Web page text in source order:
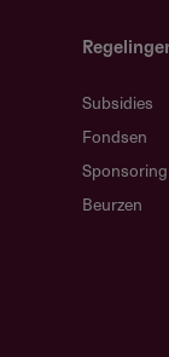
voor lange
voor
Subsidies
Fondsen
Sponsoring
Beurzen